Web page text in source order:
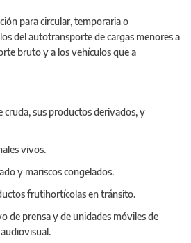
para circular, temporaria o
del autotransporte de cargas menores a
bruto y a los vehículos que a
cruda, sus productos derivados, y
vivos.
y mariscos congelados.
frutihortícolas en tránsito.
de prensa y de unidades móviles de